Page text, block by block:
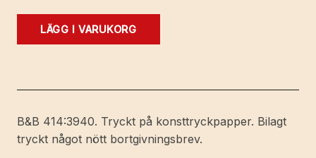
Malmö
1925.
minnet
av
LÄGG I VARUKORG
B&B 414:3940. Tryckt på konsttryckpapper. Bilagt
tryckt något nött bortgivningsbrev.